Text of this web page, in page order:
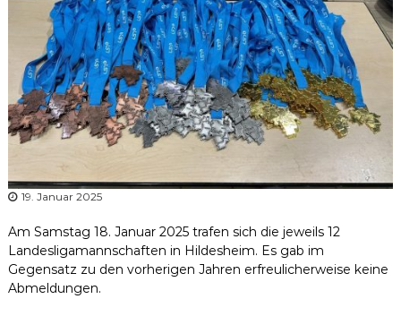
r
n
d
N
i
d
e
s
a
c
19. Januar 2025
Am Samstag 18. Januar 2025 trafen sich die jeweils 12
Landesligamannschaften in Hildesheim. Es gab im
Gegensatz zu den vorherigen Jahren erfreulicherweise keine
Abmeldungen.